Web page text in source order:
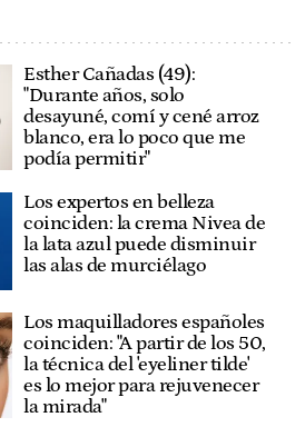
Esther Cañadas (49):
"Durante años, solo
desayuné, comí y cené arroz
blanco, era lo poco que me
podía permitir"
Los expertos en belleza
coinciden: la crema Nivea de
la lata azul puede disminuir
las alas de murciélago
Los maquilladores españoles
coinciden: "A partir de los 50,
la técnica del 'eyeliner tilde'
es lo mejor para rejuvenecer
la mirada"